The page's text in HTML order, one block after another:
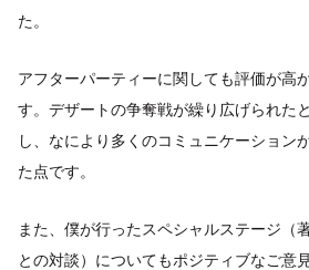
た。
アフターパーティーに関しても評価が高
す。デザートの争奪戦が繰り広げられた
し、なにより多くのコミュニケーション
た点です。
また、僕が行ったスペシャルステージ（
との対談）についてもポジティブなご意